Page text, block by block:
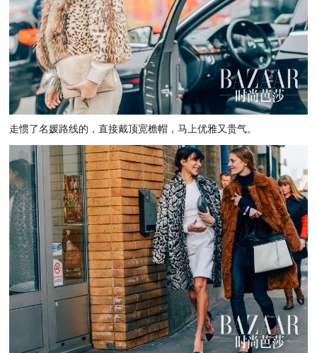
走惯了名媛路线的，直接戴顶宽檐帽，马上优雅又贵气。